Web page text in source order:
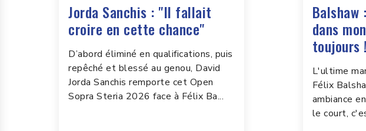
Jorda Sanchis : "Il fallait
croire en cette chance"
D’abord éliminé en qualifications, puis
repêché et blessé au genou, David
Jorda Sanchis remporte cet Open
Sopra Steria 2026 face à Félix Ba...
Balshaw
dans
toujours
L'ultime
Félix
ambiance
le court,